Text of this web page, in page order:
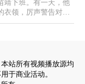
太大，进去就是送
靖下班。有一天，他
衣领，厉声警告对方
靖注意到陈异最近常
纯的兄妹情不太一
劝他不如早点谈场
站所有视频播放源均
于商业活动。